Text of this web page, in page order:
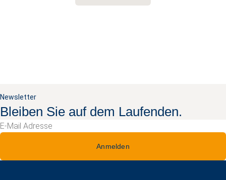
online
Newsletter
Bleiben Sie auf dem Laufenden.
Anmelden